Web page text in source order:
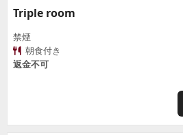
Triple room
禁煙
朝食付き
返金不可